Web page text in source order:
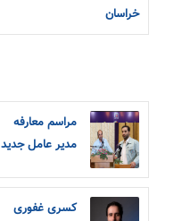
خراسان
مراسم معارفه
مدیر عامل جدید
کسری غفوری